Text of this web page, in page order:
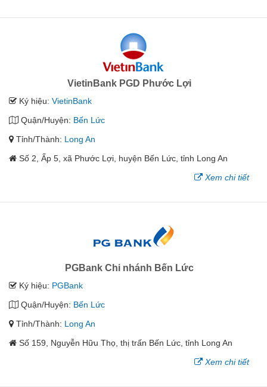
VietinBank PGD Phước Lợi
Ký hiệu: VietinBank
Quận/Huyện: Bến Lức
Tỉnh/Thành: Long An
Số 2, Ấp 5, xã Phước Lợi, huyện Bến Lức, tỉnh Long An
Xem chi tiết
PGBank Chi nhánh Bến Lức
Ký hiệu: PGBank
Quận/Huyện: Bến Lức
Tỉnh/Thành: Long An
Số 159, Nguyễn Hữu Thọ, thị trấn Bến Lức, tỉnh Long An
Xem chi tiết